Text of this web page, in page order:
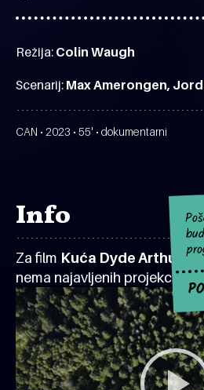
Režija: Colin Waugh
Scenarij: Max Amerongen,
CAN • 2023 • 55' • dokumentarni
Info
Za film Kuća Dyde Arthura
nema najavljenih projekcija.